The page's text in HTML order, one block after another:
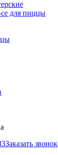
для пиццы
Заказать звонок